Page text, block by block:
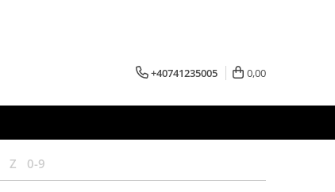
+40741235005 0,00
Z 0-9